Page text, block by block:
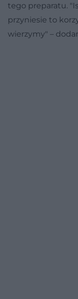
tego preparatu.
przyniesie to
wierzymy" –